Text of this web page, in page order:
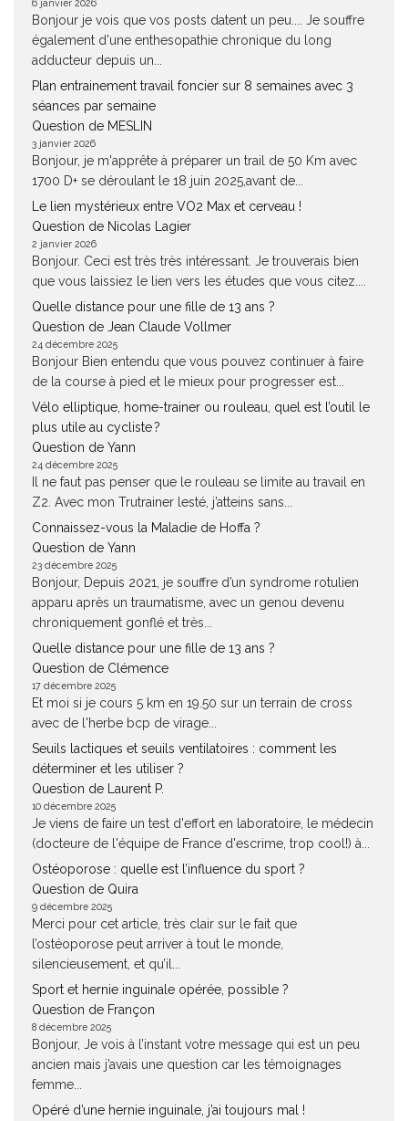
6 janvier 2026
Bonjour je vois que vos posts datent un peu.... Je souffre
également d'une enthesopathie chronique du long
adducteur depuis un...
Plan entrainement travail foncier sur 8 semaines avec 3
séances par semaine
Question de MESLIN
3 janvier 2026
Bonjour, je m'apprête à préparer un trail de 50 Km avec
1700 D+ se déroulant le 18 juin 2025,avant de...
Le lien mystérieux entre VO2 Max et cerveau !
Question de Nicolas Lagier
2 janvier 2026
Bonjour. Ceci est très très intéressant. Je trouverais bien
que vous laissiez le lien vers les études que vous citez....
Quelle distance pour une fille de 13 ans ?
Question de Jean Claude Vollmer
24 décembre 2025
Bonjour Bien entendu que vous pouvez continuer à faire
de la course à pied et le mieux pour progresser est...
Vélo elliptique, home-trainer ou rouleau, quel est l’outil le
plus utile au cycliste ?
Question de Yann
24 décembre 2025
Il ne faut pas penser que le rouleau se limite au travail en
Z2. Avec mon Trutrainer lesté, j’atteins sans...
Connaissez-vous la Maladie de Hoffa ?
Question de Yann
23 décembre 2025
Bonjour, Depuis 2021, je souffre d’un syndrome rotulien
apparu après un traumatisme, avec un genou devenu
chroniquement gonflé et très...
Quelle distance pour une fille de 13 ans ?
Question de Clémence
17 décembre 2025
Et moi si je cours 5 km en 19.50 sur un terrain de cross
avec de l'herbe bcp de virage...
Seuils lactiques et seuils ventilatoires : comment les
déterminer et les utiliser ?
Question de Laurent P.
10 décembre 2025
Je viens de faire un test d'effort en laboratoire, le médecin
(docteure de l'équipe de France d'escrime, trop cool!) à...
Ostéoporose : quelle est l’influence du sport ?
Question de Quira
9 décembre 2025
Merci pour cet article, très clair sur le fait que
l’ostéoporose peut arriver à tout le monde,
silencieusement, et qu’il...
Sport et hernie inguinale opérée, possible ?
Question de Françon
8 décembre 2025
Bonjour, Je vois à l’instant votre message qui est un peu
ancien mais j’avais une question car les témoignages
femme...
Opéré d’une hernie inguinale, j’ai toujours mal !